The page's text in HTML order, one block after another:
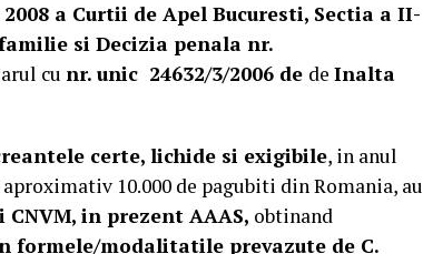
a Curtii de Apel Bucuresti, Sectia a II-
si Decizia penala nr.
cu nr. unic 24632/3/2006 de de Inalta
certe, lichide si exigibile, in anul
10.000 de pagubiti din Romania, au
in prezent AAAS, obtinand
modalitatile prevazute de C.